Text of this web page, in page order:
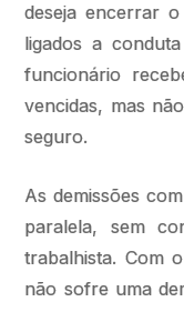
deseja encerrar
ligados a
funcionário
vencidas, mas
seguro.
As demissões
paralela, sem
trabalhista. Com
não sofre uma